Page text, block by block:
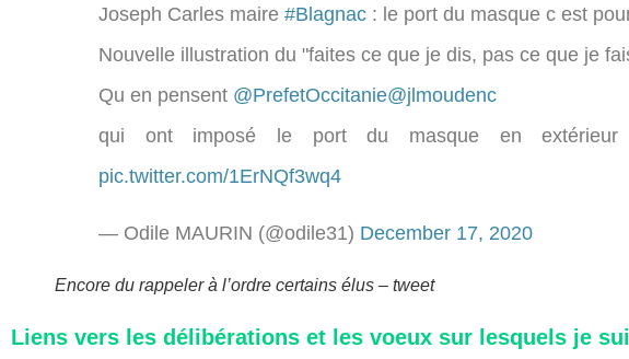
Joseph Carles maire #Blagnac : le port du masque c est
Nouvelle illustration du "faites ce que je dis, pas ce que je
Qu en pensent @PrefetOccitanie@jlmoudenc
qui ont imposé le port du masque en
pic.twitter.com/1ErNQf3wq4
— Odile MAURIN (@odile31) December 17, 2020
Encore du rappeler à l’ordre certains élus – tweet
Liens vers les délibérations et les voeux sur lesquels je